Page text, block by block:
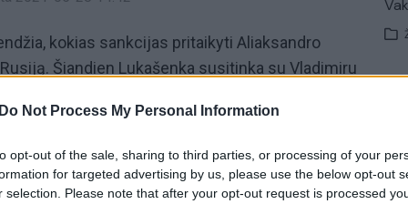
Do Not Process My Personal Information
opt-out of the sale, sharing to third parties, or processing of your
for targeted advertising by us, please use the below opt-out
selection. Please note that after your opt-out request is processed
kokias sankcijas pritaikyti Aliaksandro
Šiandien Lukašenka susitinka su Vladimiru
abiejų šalių premjerai. Abi pusės tvirtina
prieš Vakarų sankcijas. Apie tai,
ir opozicijos žurnalisto Ramano Pratasevičiaus
aviacijos organizacija.